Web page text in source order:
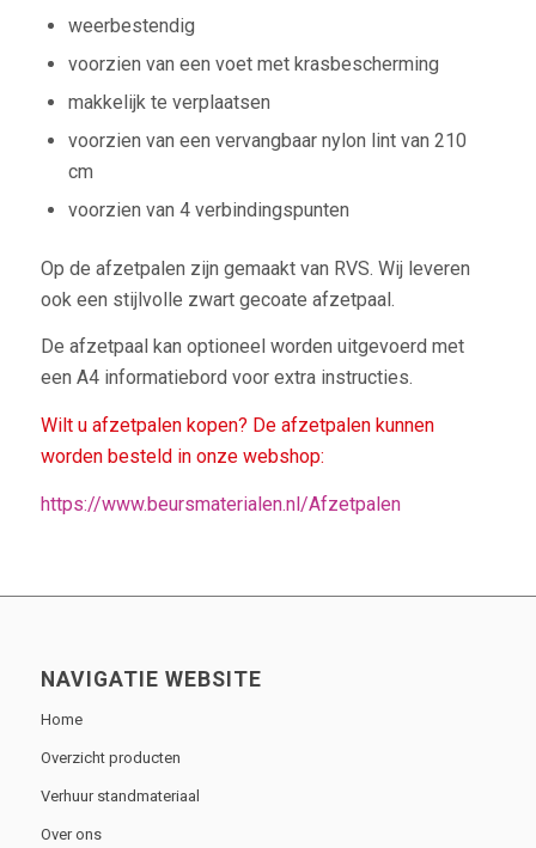
weerbestendig
voorzien van een voet met krasbescherming
makkelijk te verplaatsen
voorzien van een vervangbaar nylon lint van 210
cm
voorzien van 4 verbindingspunten
Op de afzetpalen zijn gemaakt van RVS. Wij leveren
ook een stijlvolle zwart gecoate afzetpaal.
De afzetpaal kan optioneel worden uitgevoerd met
een A4 informatiebord voor extra instructies.
Wilt u afzetpalen kopen? De afzetpalen kunnen
worden besteld in onze webshop:
https://www.beursmaterialen.nl/Afzetpalen
NAVIGATIE WEBSITE
Home
Overzicht producten
Verhuur standmateriaal
Over ons